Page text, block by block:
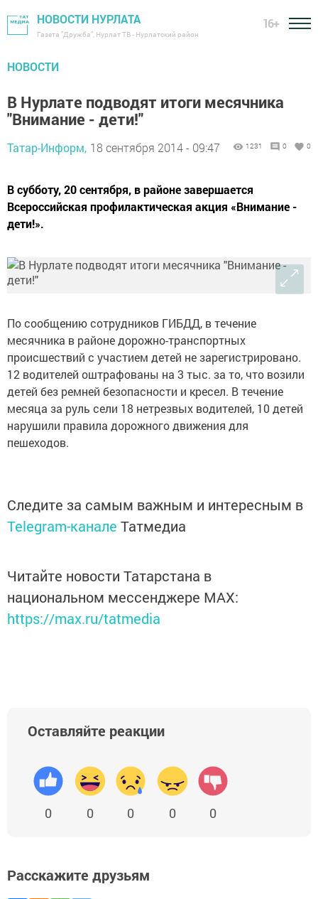
НОВОСТИ НУРЛАТА
Газета "Дружба", Нурлат ТВ - Нурлатский район
16+
НОВОСТИ
В Нурлате подводят итоги месячника
"Внимание - дети!"
Татар-Информ, 18 сентября 2014 - 09:47 1231 0 0
В субботу, 20 сентября, в районе завершается
Всероссийская профилактическая акция «Внимание -
дети!».
По сообщению сотрудников ГИБДД, в течение
месячника в районе дорожно-транспортных
происшествий с участием детей не зарегистрировано.
12 водителей оштрафованы на 3 тыс. за то, что возили
детей без ремней безопасности и кресел. В течение
месяца за руль сели 18 нетрезвых водителей, 10 детей
нарушили правила дорожного движения для
пешеходов.
Следите за самым важным и интересным в
Telegram-канале Татмедиа
Читайте новости Татарстана в
национальном мессенджере MАХ:
https://max.ru/tatmedia
Оставляйте реакции
0 0 0 0 0
Расскажите друзьям